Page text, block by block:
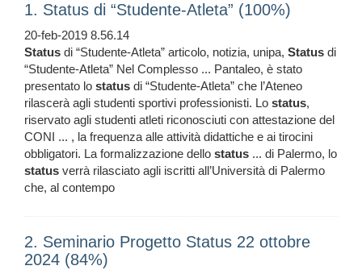
1. Status di “Studente-Atleta” (100%)
20-feb-2019 8.56.14
Status di “Studente-Atleta” articolo, notizia, unipa, Status di
“Studente-Atleta” Nel Complesso ... Pantaleo, è stato
presentato lo status di “Studente-Atleta” che l’Ateneo
rilascerà agli studenti sportivi professionisti. Lo status,
riservato agli studenti atleti riconosciuti con attestazione del
CONI ... , la frequenza alle attività didattiche e ai tirocini
obbligatori. La formalizzazione dello status ... di Palermo, lo
status verrà rilasciato agli iscritti all’Università di Palermo
che, al contempo
2. Seminario Progetto Status 22 ottobre
2024 (84%)